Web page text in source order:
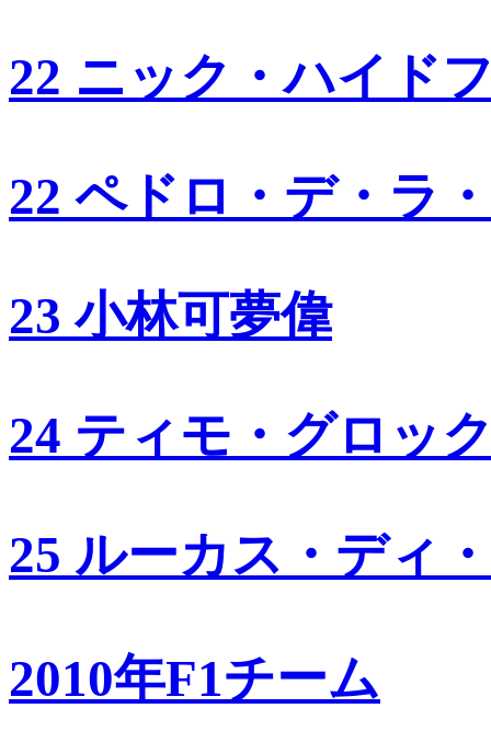
22 ニック・ハイド
22 ペドロ・デ・ラ
23 小林可夢偉
24 ティモ・グロッ
25 ルーカス・ディ
2010年F1チーム